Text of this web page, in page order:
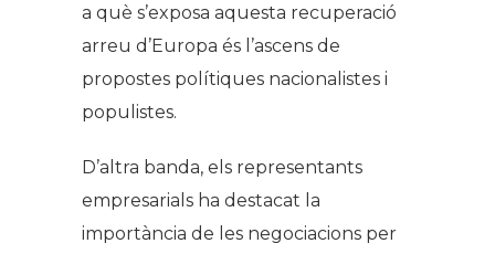
a què s’exposa aquesta recuperació
arreu d’Europa és l’ascens de
propostes polítiques nacionalistes i
populistes.
D’altra banda, els representants
empresarials ha destacat la
importància de les negociacions per